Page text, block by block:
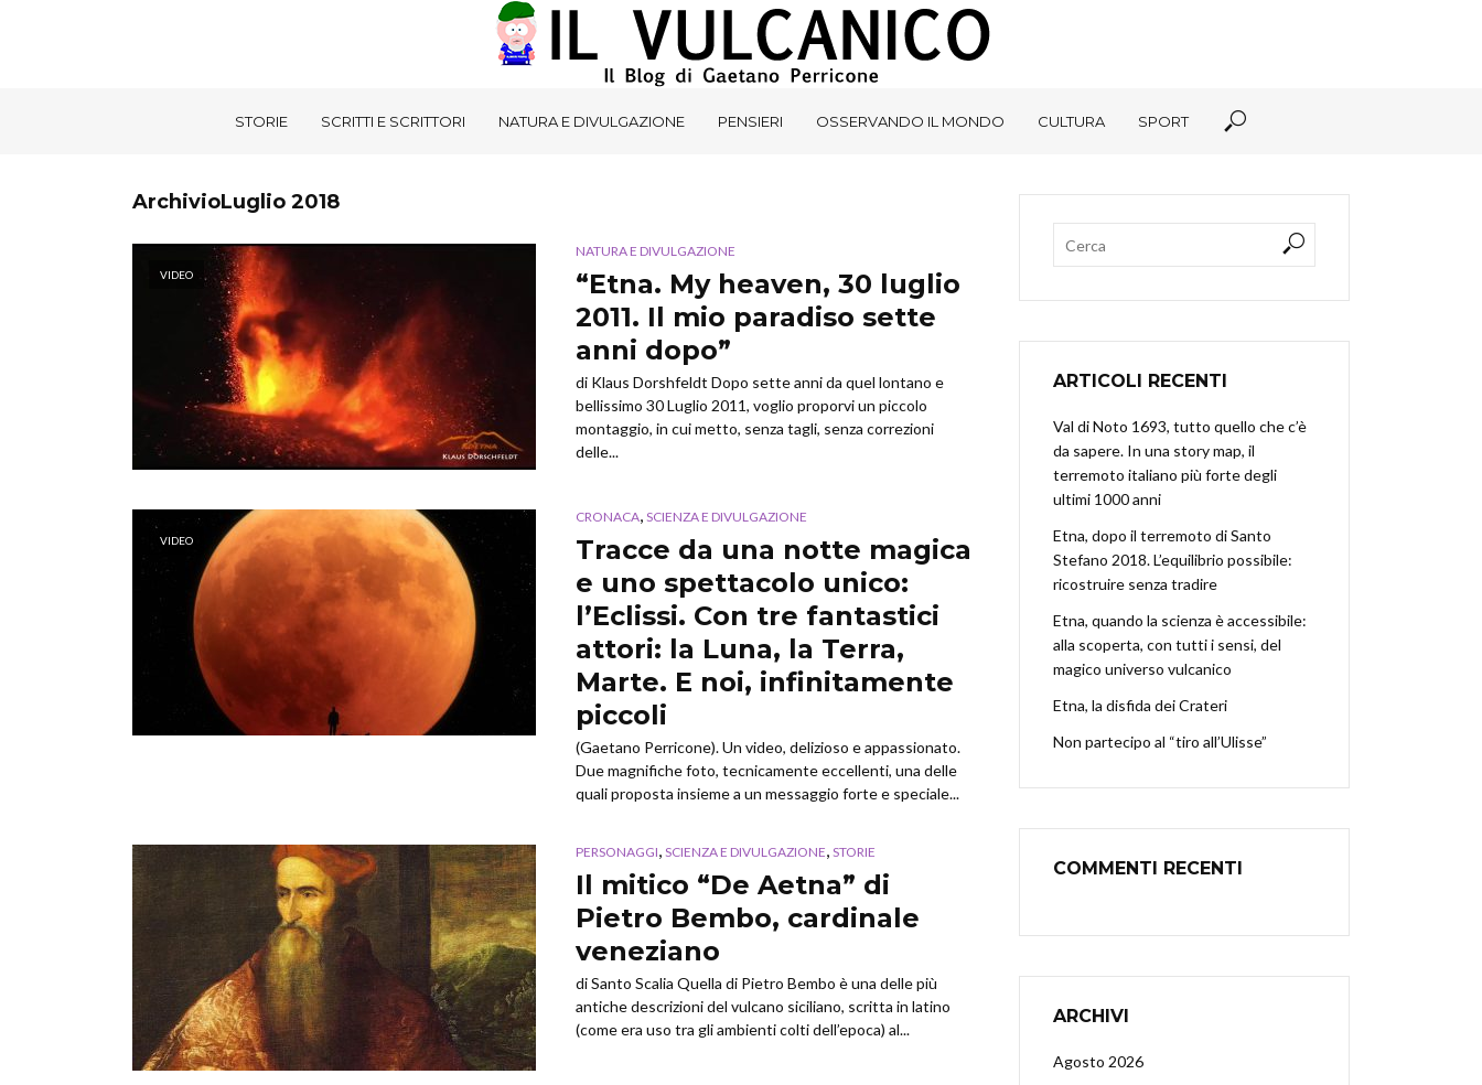
STORIE SCRITTI E SCRITTORI NATURA E DIVULGAZIONE PENSIERI OSSERVANDO IL MONDO CULTURA SPORT
ArchivioLuglio 2018
VIDEO
NATURA E DIVULGAZIONE
“Etna. My heaven, 30 luglio
2011. Il mio paradiso sette
anni dopo”
di Klaus Dorshfeldt Dopo sette anni da quel lontano e
bellissimo 30 Luglio 2011, voglio proporvi un piccolo
montaggio, in cui metto, senza tagli, senza correzioni
delle...
VIDEO
CRONACA, SCIENZA E DIVULGAZIONE
Tracce da una notte magica
e uno spettacolo unico:
l’Eclissi. Con tre fantastici
attori: la Luna, la Terra,
Marte. E noi, infinitamente
piccoli
(Gaetano Perricone). Un video, delizioso e appassionato.
Due magnifiche foto, tecnicamente eccellenti, una delle
quali proposta insieme a un messaggio forte e speciale...
PERSONAGGI, SCIENZA E DIVULGAZIONE, STORIE
Il mitico “De Aetna” di
Pietro Bembo, cardinale
veneziano
di Santo Scalia Quella di Pietro Bembo è una delle più
antiche descrizioni del vulcano siciliano, scritta in latino
(come era uso tra gli ambienti colti dell’epoca) al...
ARTICOLI RECENTI
Val di Noto 1693, tutto quello che c’è
da sapere. In una story map, il
terremoto italiano più forte degli
ultimi 1000 anni
Etna, dopo il terremoto di Santo
Stefano 2018. L’equilibrio possibile:
ricostruire senza tradire
Etna, quando la scienza è accessibile:
alla scoperta, con tutti i sensi, del
magico universo vulcanico
Etna, la disfida dei Crateri
Non partecipo al “tiro all’Ulisse”
COMMENTI RECENTI
ARCHIVI
Agosto 2026